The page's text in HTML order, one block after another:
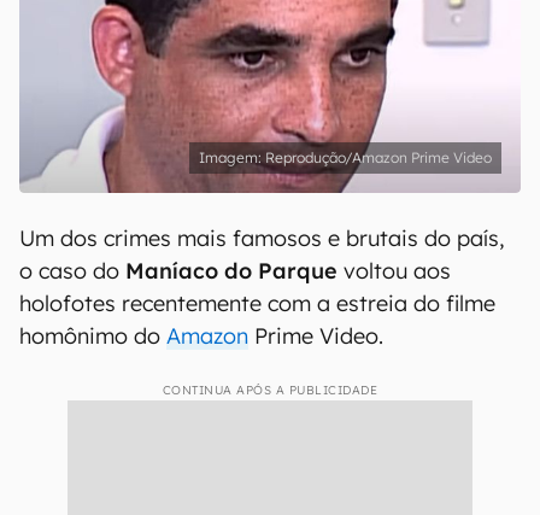
Reprodução/Amazon Prime Video
Um dos crimes mais famosos e brutais do país,
o caso do Maníaco do Parque voltou aos
holofotes recentemente com a estreia do filme
homônimo do Amazon Prime Video.
CONTINUA APÓS A PUBLICIDADE